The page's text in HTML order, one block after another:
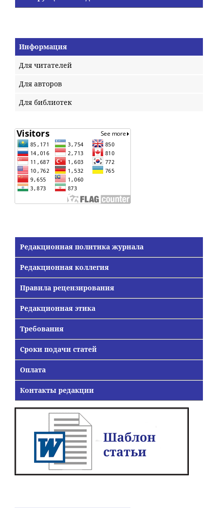
Информация
Для читателей
Для авторов
Для библиотек
Редакционная политика журнала
Редакционная коллегия
Правила рецензирования
Редакционная этика
Требования
Сроки подачи статей
Оплата
Контакты редакции